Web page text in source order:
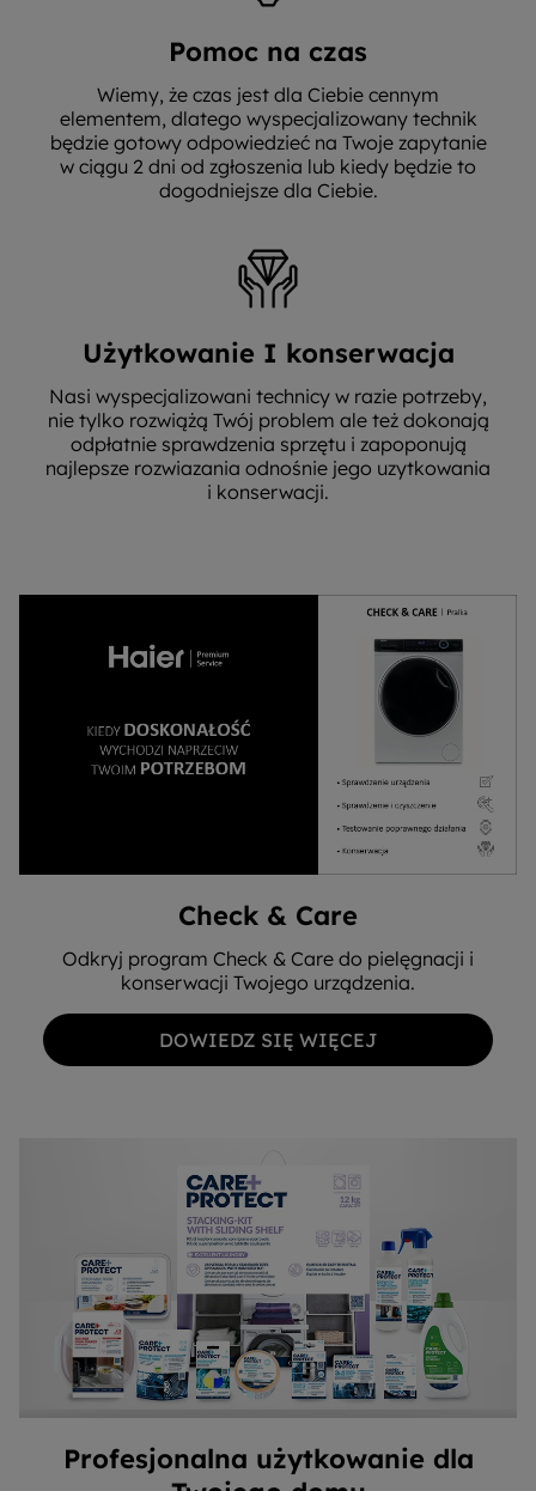
Pomoc na czas
Wiemy, że czas jest dla Ciebie cennym
elementem, dlatego wyspecjalizowany technik
będzie gotowy odpowiedzieć na Twoje zapytanie
w ciągu 2 dni od zgłoszenia lub kiedy będzie to
dogodniejsze dla Ciebie.
Użytkowanie I konserwacja
Nasi wyspecjalizowani technicy w razie potrzeby,
nie tylko rozwiążą Twój problem ale też dokonają
odpłatnie sprawdzenia sprzętu i zapoponują
najlepsze rozwiazania odnośnie jego uzytkowania
i konserwacji.
Check & Care
Odkryj program Check & Care do pielęgnacji i
konserwacji Twojego urządzenia.
DOWIEDZ SIĘ WIĘCEJ
Profesjonalna użytkowanie dla